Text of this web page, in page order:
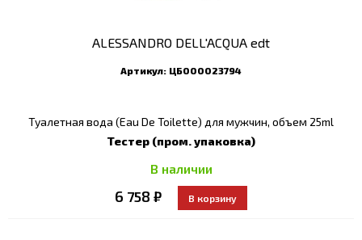
ALESSANDRO DELL'ACQUA edt
Артикул: ЦБ000023794
Туалетная вода (Eau De Toilette) для мужчин, объем 25ml
Тестер (пром. упаковка)
В наличии
6 758 ₽